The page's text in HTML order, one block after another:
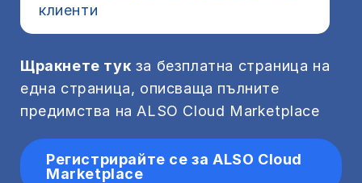
клиенти
Щракнете тук за безплатна страница на
една страница, описваща пълните
предимства на ALSO Cloud Marketplace
Регистрирайте се за ALSO Cloud
Marketplace